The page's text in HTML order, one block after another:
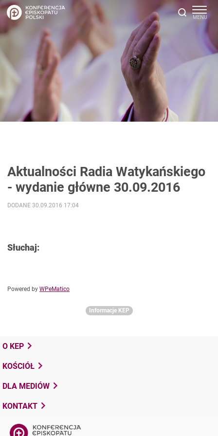
Aktualności Radia Watykańskiego
- wydanie główne 30.09.2016
Słuchaj:
DODANE 30.09.2016 17:04
Powered by WPeMatico
Informacje KEP
O KEP
KOŚCIÓŁ
DLA MEDIÓW
KONTAKT